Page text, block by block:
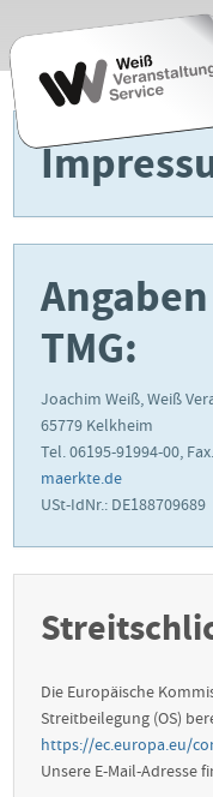
TMG:
Joachim Weiß, Weiß
65779 Kelkheim
Tel. 06195-91994-00,
maerkte.de
USt-IdNr.: DE188709689
Die Europäische
Streitbeilegung (OS)
https://ec.europa.eu/
Unsere E-Mail-Adresse